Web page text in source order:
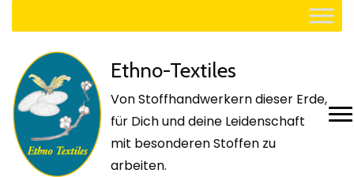
Ethno-Textiles
Von Stoffhandwerkern dieser Erde,
für Dich und deine Leidenschaft
mit besonderen Stoffen zu
arbeiten.